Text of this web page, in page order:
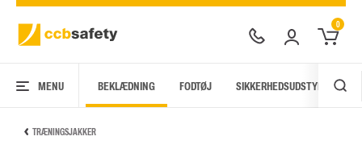
0
MENU BEKLÆDNING FODTØJ SIKKERHEDSUDSTYR
TRÆNINGSJAKKER